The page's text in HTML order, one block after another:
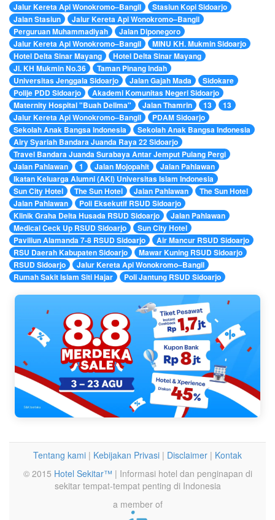
Jalur Kereta Api Wonokromo–Bangil
Stasiun Kopi Sidoarjo
Jalan Stasiun
Jalur Kereta Api Wonokromo–Bangil
Perguruan Muhammadiyah
Jalan Diponegoro
Jalur Kereta Api Wonokromo–Bangil
MINU KH. Mukmin Sidoarjo
Hotel Delta Sinar Mayang
Hotel Delta Sinar Mayang
Jl. KH Mukmin No.36
Taman Pinang Indah
Universitas Jenggala Sidoarjo
Jalan Gajah Mada
Sidokare
Polije PDD Sidoarjo
Akademi Komunitas Negeri Sidoarjo
Maternity Hospital "Buah Delima"
Jalan Thamrin 13
13
Jalur Kereta Api Wonokromo–Bangil
PDAM Sidoarjo
Sekolah Anak Bangsa Indonesia
Sekolah Anak Bangsa Indonesia
Airy Syariah Bandara Juanda Raya 22 Sidoarjo
Travel Bandara Juanda Surabaya Antar Jemput Pulang Pergi
Jalan Pahlawan
1 Jalan Mojopahit
Jalan Pahlawan
Ikatan Keluarga Alumni (AKI) Universitas Islam Indonesia
Sun City Hotel
The Sun Hotel Jalan Pahlawan
The Sun Hotel
Jalan Pahlawan
Poli Eksekutif RSUD Sidoarjo
Klinik Graha Delta Husada RSUD Sidoarjo
Jalan Pahlawan
Medical Ceck Up RSUD Sidoarjo
Sun City Hotel
Paviliun Alamanda 7-8 RSUD Sidoarjo
Air Mancur RSUD Sidoarjo
RSU Daerah Kabupaten Sidoarjo
Mawar Kuning RSUD Sidoarjo
RSUD Sidoarjo
Jalur Kereta Api Wonokromo–Bangil
Rumah Sakit Islam Siti Hajar
Poli Jantung RSUD Sidoarjo
Tentang kami | Kebijakan Privasi | Disclaimer | Kontak
© 2015 Hotel Sekitar™ | Informasi hotel dan penginapan di
sekitar tempat-tempat penting di Indonesia
a member of